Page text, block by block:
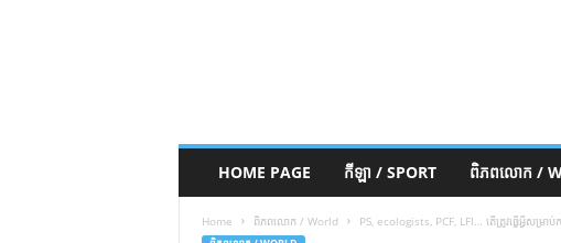
HOME PAGE កីឡា / SPORT ពិភពលោក /
Home ពិភពលោក / World PS, ecologists, PCF, LFI… តើត្រូវធ្វើអ្វីសម្រាប់